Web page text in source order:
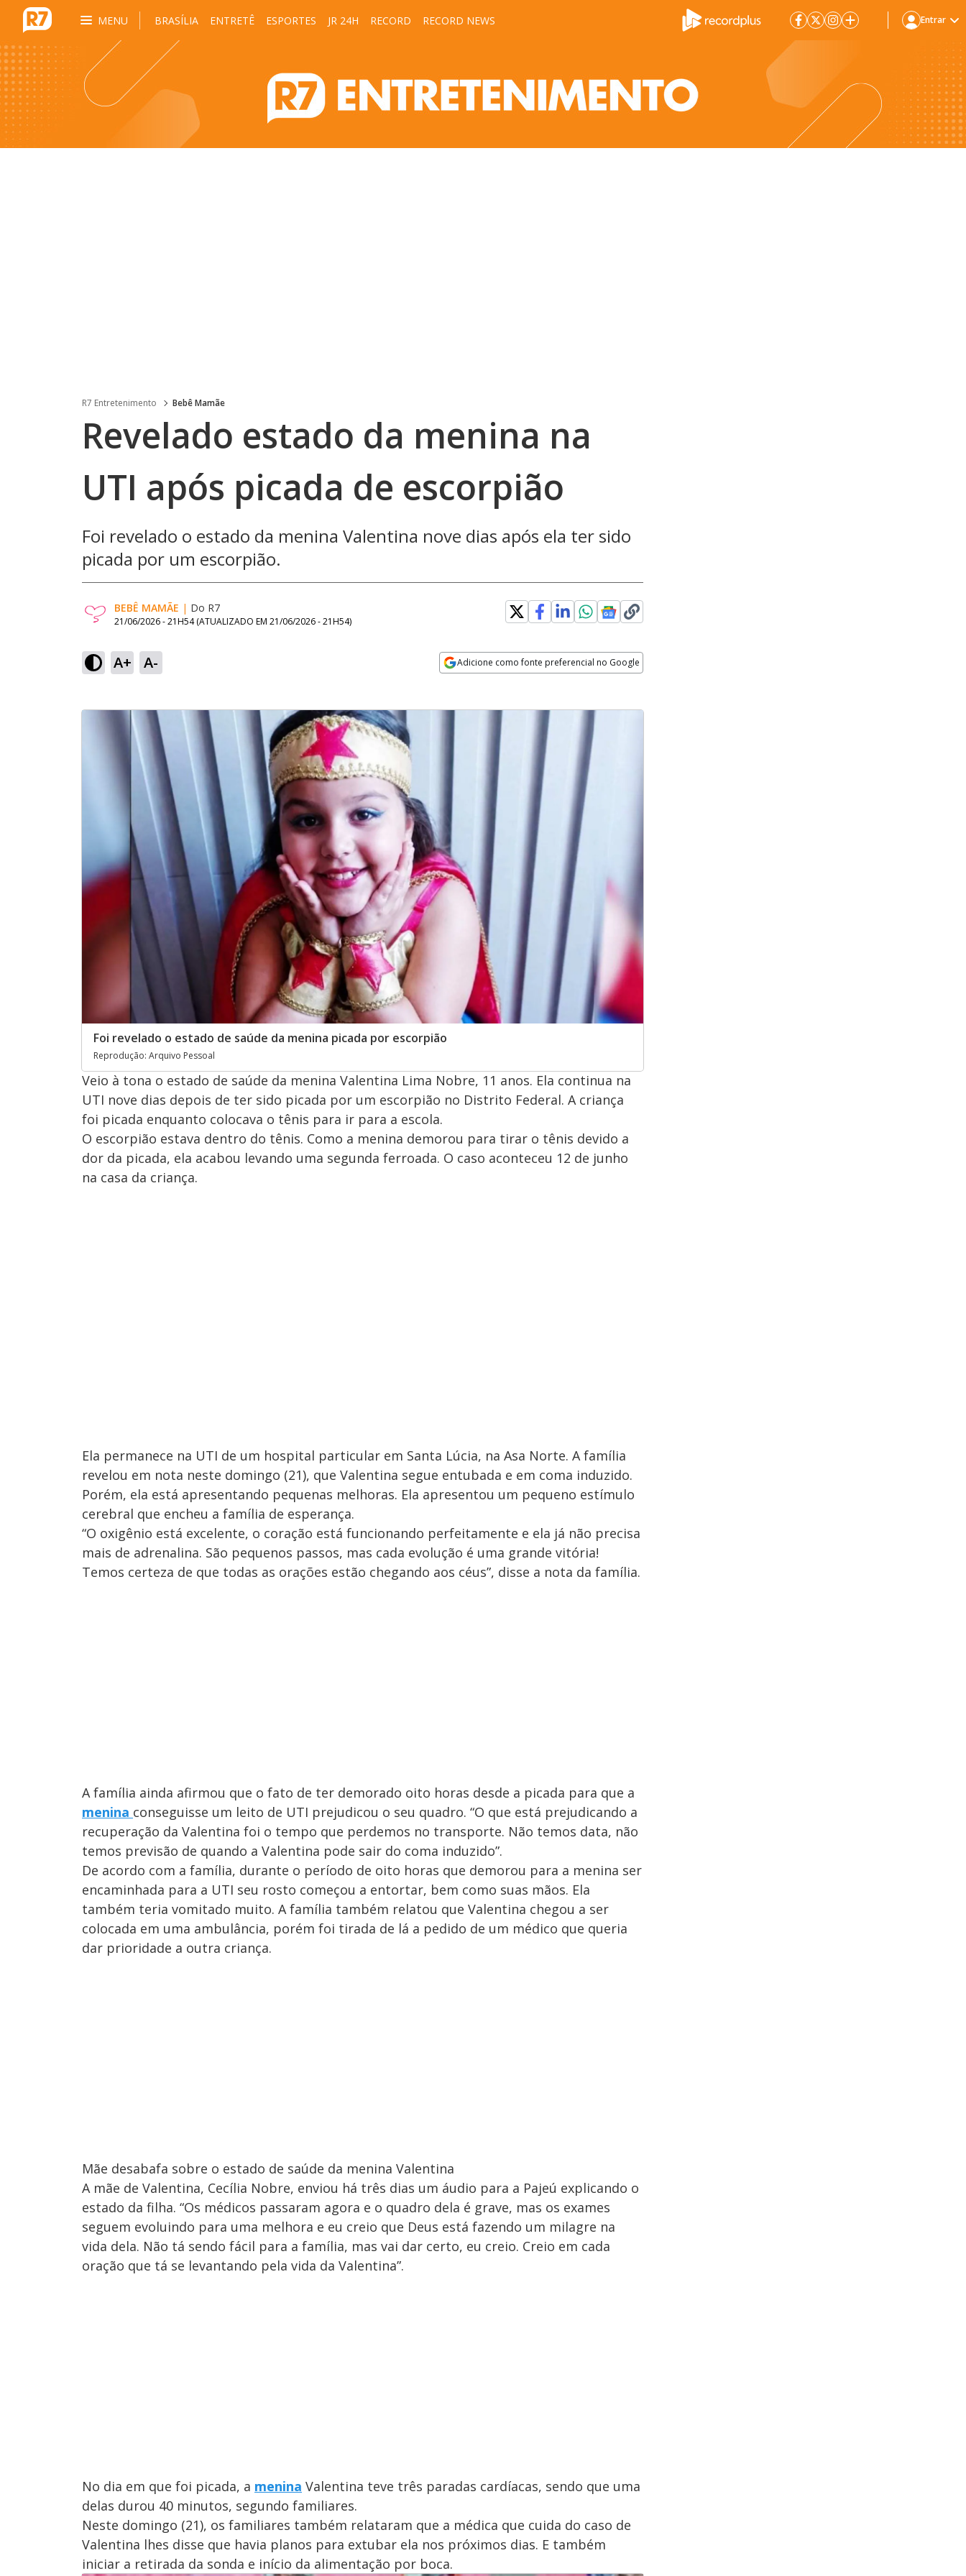
MENU BRASÍLIA ENTRETÊ ESPORTES JR 24H RECORD RECORD NEWS Entrar
R7 Entretenimento Bebê Mamãe
Revelado estado da menina na
UTI após picada de escorpião
Foi revelado o estado da menina Valentina nove dias após ela ter sido
picada por um escorpião.
BEBÊ MAMÃE | Do R7
21/06/2026 - 21H54 (ATUALIZADO EM 21/06/2026 - 21H54)
A+ A- Adicione como fonte preferencial no Google
Foi revelado o estado de saúde da menina picada por escorpião
Reprodução: Arquivo Pessoal
Veio à tona o estado de saúde da menina Valentina Lima Nobre, 11 anos. Ela continua na
UTI nove dias depois de ter sido picada por um escorpião no Distrito Federal. A criança
foi picada enquanto colocava o tênis para ir para a escola.
O escorpião estava dentro do tênis. Como a menina demorou para tirar o tênis devido a
dor da picada, ela acabou levando uma segunda ferroada. O caso aconteceu 12 de junho
na casa da criança.
Ela permanece na UTI de um hospital particular em Santa Lúcia, na Asa Norte. A família
revelou em nota neste domingo (21), que Valentina segue entubada e em coma induzido.
Porém, ela está apresentando pequenas melhoras. Ela apresentou um pequeno estímulo
cerebral que encheu a família de esperança.
“O oxigênio está excelente, o coração está funcionando perfeitamente e ela já não precisa
mais de adrenalina. São pequenos passos, mas cada evolução é uma grande vitória!
Temos certeza de que todas as orações estão chegando aos céus”, disse a nota da família.
A família ainda afirmou que o fato de ter demorado oito horas desde a picada para que a
menina conseguisse um leito de UTI prejudicou o seu quadro. “O que está prejudicando a
recuperação da Valentina foi o tempo que perdemos no transporte. Não temos data, não
temos previsão de quando a Valentina pode sair do coma induzido”.
De acordo com a família, durante o período de oito horas que demorou para a menina ser
encaminhada para a UTI seu rosto começou a entortar, bem como suas mãos. Ela
também teria vomitado muito. A família também relatou que Valentina chegou a ser
colocada em uma ambulância, porém foi tirada de lá a pedido de um médico que queria
dar prioridade a outra criança.
Mãe desabafa sobre o estado de saúde da menina Valentina
A mãe de Valentina, Cecília Nobre, enviou há três dias um áudio para a Pajeú explicando o
estado da filha. “Os médicos passaram agora e o quadro dela é grave, mas os exames
seguem evoluindo para uma melhora e eu creio que Deus está fazendo um milagre na
vida dela. Não tá sendo fácil para a família, mas vai dar certo, eu creio. Creio em cada
oração que tá se levantando pela vida da Valentina”.
No dia em que foi picada, a menina Valentina teve três paradas cardíacas, sendo que uma
delas durou 40 minutos, segundo familiares.
Neste domingo (21), os familiares também relataram que a médica que cuida do caso de
Valentina lhes disse que havia planos para extubar ela nos próximos dias. E também
iniciar a retirada da sonda e início da alimentação por boca.